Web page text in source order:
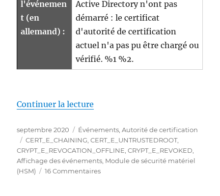
l'événemen
t (en
allemand) :
Active Directory n'ont pas
démarré : le certificat
d'autorité de certification
actuel n'a pas pu être chargé ou
vérifié. %1 %2.
Continuer la lecture
Publié
le
septembre 2020 Catégories
Événements ,Autorité de certification
Étiquettes
CERT_E_CHAINING ,CERT_E_UNTRUSTEDROOT,
CRYPT_E_REVOCATION_OFFLINE ,CRYPT_E_REVOKED
Affichage des événements Module de sécurité matériel
(HSM)
16 Commentairessur